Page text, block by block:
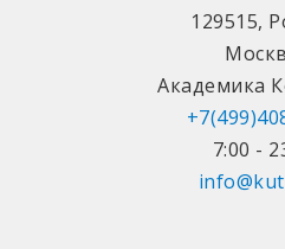
129515,
Академика
7:00 -